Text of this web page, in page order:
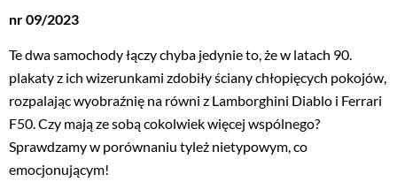
nr 09/2023
Te dwa samochody łączy chyba jedynie to, że w latach 90.
plakaty z ich wizerunkami zdobiły ściany chłopięcych pokojów,
rozpalając wyobraźnię na równi z Lamborghini Diablo i Ferrari
F50. Czy mają ze sobą cokolwiek więcej wspólnego?
Sprawdzamy w porównaniu tyleż nietypowym, co
emocjonującym!